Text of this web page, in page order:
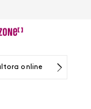
online